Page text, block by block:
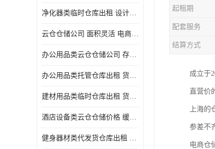
净化器类临时仓库出租 设计简单 电商仓储物流战略合作
云仓仓储公司 面积灵活 电商仓储物流战略合作
办公用品类云仓仓储公司 存货周转很快 电商仓储物流战略整合
办公用品类托管仓库出租 货物装卸方便 电商仓储物流战略合作
建材用品类临时仓库出租 货物装卸方便 仓储供应链配套
酒店设备类云仓仓储价格 缓解企业储存压力 智能电商配套
健身器材类代发货仓库出租 租期灵活 新媒体平台配套
起租期
配套服务
结算方式
成立于
直营价
上海
参差不
电商仓